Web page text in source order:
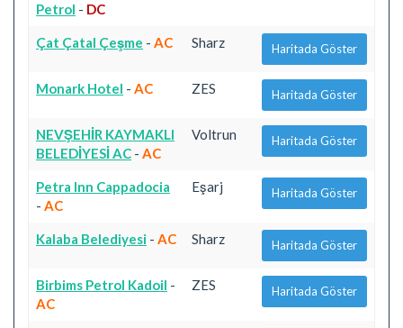
Petrol - DC
Çat Çatal Çeşme - AC Sharz Haritada Göster
Monark Hotel - AC ZES Haritada Göster
NEVŞEHİR KAYMAKLI
BELEDİYESİ AC - AC
Voltrun Haritada Göster
Petra Inn Cappadocia
- AC
Eşarj Haritada Göster
Kalaba Belediyesi - AC Sharz Haritada Göster
Birbims Petrol Kadoil -
AC
ZES Haritada Göster